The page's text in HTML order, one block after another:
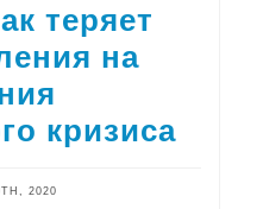
теряет
на
кризиса
2020